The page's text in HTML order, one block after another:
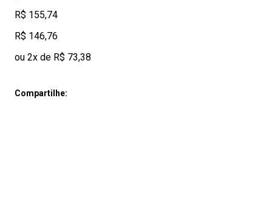
R$ 155,74
R$ 146,76
ou 2x de R$ 73,38
Compartilhe: